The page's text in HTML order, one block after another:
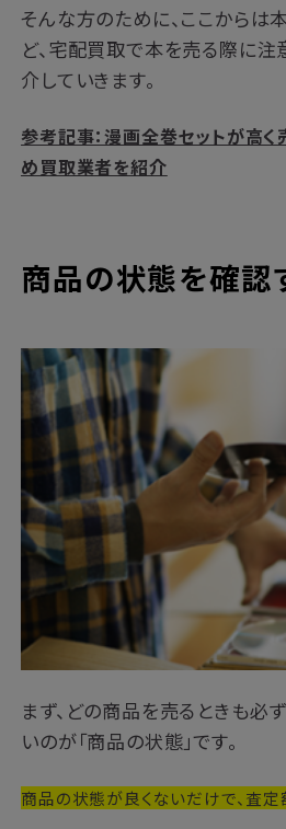
そんな方のために、ここからは
ど、宅配買取で本を売る際に
介していきます。
参考記事：漫画全巻セットが高く
め買取業者を紹介
商品の状態を確認
まず、どの商品を売るときも必
いのが「商品の状態」です。
商品の状態が良くないだけで、査定